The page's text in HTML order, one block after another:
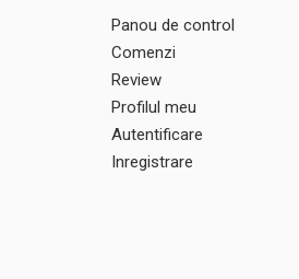
Panou de control
Comenzi
Review
Profilul meu
Autentificare
Inregistrare